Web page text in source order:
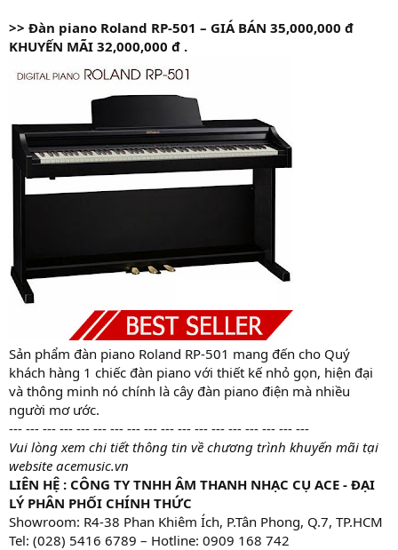
>> Đàn piano Roland RP-501 – GIÁ BÁN 35,000,000 đ
KHUYẾN MÃI 32,000,000 đ .
Sản phẩm đàn piano Roland RP-501 mang đến cho Quý
khách hàng 1 chiếc đàn piano với thiết kế nhỏ gọn, hiện đại
và thông minh nó chính là cây đàn piano điện mà nhiều
người mơ ước.
--- --- --- --- --- --- --- --- --- --- --- --- --- --- --- --- --- ---
Vui lòng xem chi tiết thông tin về chương trình khuyến mãi tại
website acemusic.vn
LIÊN HỆ : CÔNG TY TNHH ÂM THANH NHẠC CỤ ACE - ĐẠI
LÝ PHÂN PHỐI CHÍNH THỨC
Showroom: R4-38 Phan Khiêm Ích, P.Tân Phong, Q.7, TP.HCM
Tel: (028) 5416 6789 – Hotline: 0909 168 742